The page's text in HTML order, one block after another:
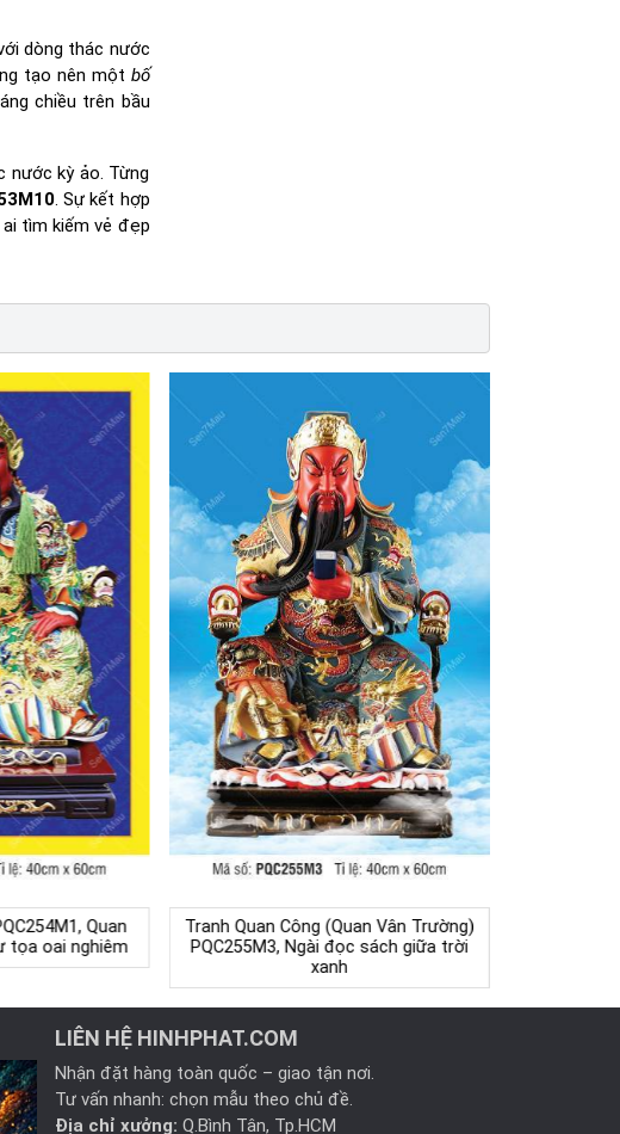
dòng thác nước
tạo nên một bố
chiều trên bầu
nước kỳ ảo. Từng
. Sự kết hợp
tìm kiếm vẻ đẹp
Quan
tọa oai nghiêm
Tranh Quan Công (Quan Vân Trường)
PQC255M3, Ngài đọc sách giữa trời
xanh
LIÊN HỆ HINHPHAT.COM
Nhận đặt hàng toàn quốc – giao tận nơi.
Tư vấn nhanh: chọn mẫu theo chủ đề.
Địa chỉ xưởng: Q.Bình Tân, Tp.HCM